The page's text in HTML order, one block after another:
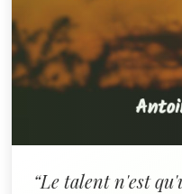
“Le talent n'est